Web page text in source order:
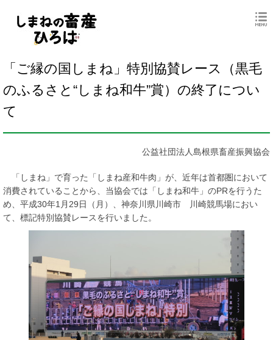
「ご縁の国しまね」特別協賛レース（黒毛
のふるさと“しまね和牛”賞）の終了につい
て
公益社団法人島根県畜産振興協会
「しまね」で育った「しまね産和牛肉」が、近年は首都圏において
消費されていることから、当協会では「しまね和牛」のPRを行うた
め、平成30年1月29日（月）、神奈川県川崎市 川崎競馬場におい
て、標記特別協賛レースを行いました。